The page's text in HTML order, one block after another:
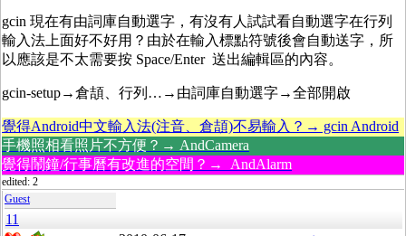
gcin 現在有由詞庫自動選字，有沒有人試試看自動選字在行列
輸入法上面好不好用？由於在輸入標點符號後會自動送字，所
以應該是不太需要按 Space/Enter 送出編輯區的內容。
gcin-setup→倉頡、行列…→由詞庫自動選字→全部開啟
覺得Android中文輸入法(注音、倉頡)不易輸入？→ gcin Android
手機照相看照片不方便？→ AndCamera
覺得鬧鐘/行事曆有改進的空間？→ AndAlarm
edited: 2
Guest
11